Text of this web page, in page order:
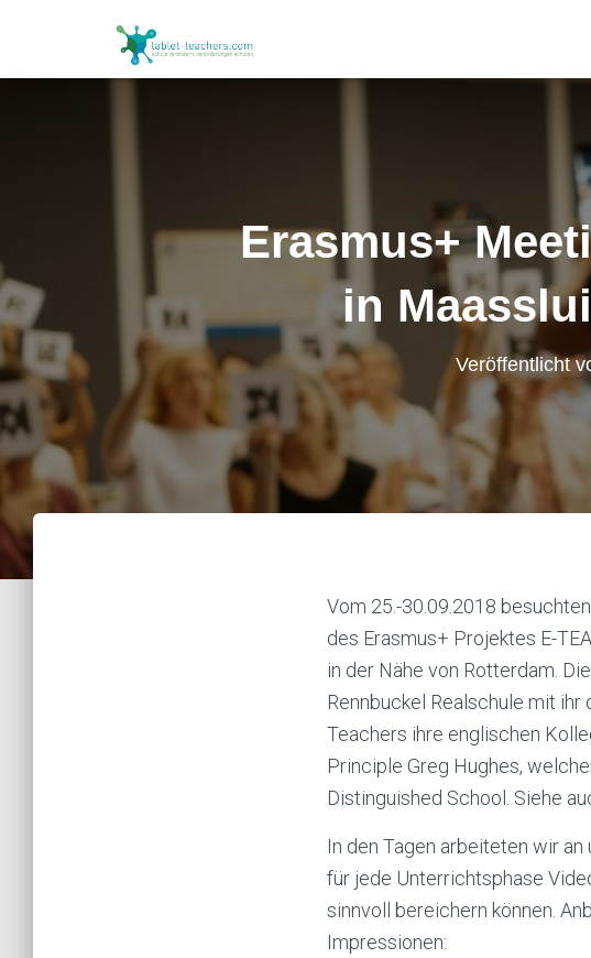
Erasmus+
in
Veröffentlicht
Vom 25.-30.09.2018
des Erasmus+ Projektes E-
in der Nähe von Rotterdam.
Rennbuckel Realschule mit
Teachers ihre englischen
Principle Greg Hughes,
Distinguished School. Siehe
In den Tagen arbeiteten wir
für jede Unterrichtsphase
sinnvoll bereichern können.
Impressionen: